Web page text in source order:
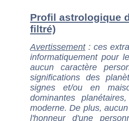
Profil astrologique
filtré)
Avertissement: ces
informatiquement pour
aucun caractère
significations des
signes et/ou en
dominantes
moderne. De plus,
l'honneur d'une